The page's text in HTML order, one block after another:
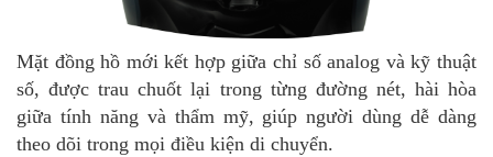
Mặt đồng hồ mới kết hợp giữa chỉ số analog và kỹ thuật
số, được trau chuốt lại trong từng đường nét, hài hòa
giữa tính năng và thẩm mỹ, giúp người dùng dễ dàng
theo dõi trong mọi điều kiện di chuyển.